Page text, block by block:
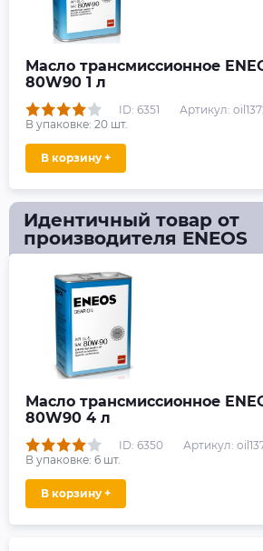
Масло трансмиссионное
80W90 1 л
ID: 6351
Артикул:
В упаковке: 20 шт.
В корзину +
Идентичный товар от
производителя ENEOS
Масло трансмиссионное
80W90 4 л
ID: 6350
Артикул:
В упаковке: 6 шт.
В корзину +